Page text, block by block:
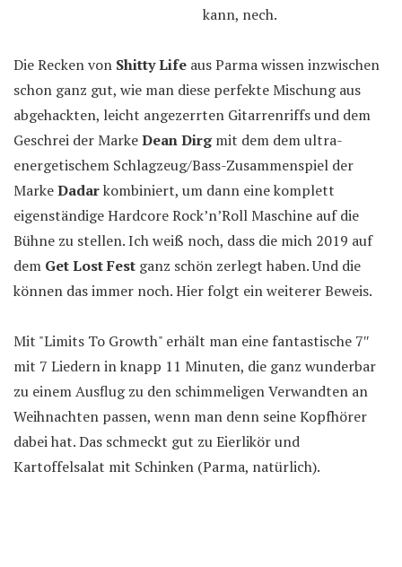
kann, nech.
Die Recken von Shitty Life aus Parma wissen inzwischen
schon ganz gut, wie man diese perfekte Mischung aus
abgehackten, leicht angezerrten Gitarrenriffs und dem
Geschrei der MarkeDean Dirgmit dem dem ultra-
energetischem Schlagzeug/Bass-Zusammenspiel der
MarkeDadarkombiniert, um dann eine komplett
eigenständige Hardcore Rock’n’Roll Maschine auf die
Bühne zu stellen. Ich weiß noch, dass die mich 2019 auf
dem Get Lost Fest ganz schön zerlegt haben. Und die
können das immer noch. Hier folgt ein weiterer Beweis.
Mit "Limits To Growth" erhält man eine fantastische 7″
mit 7 Liedern in knapp 11 Minuten, die ganz wunderbar
zu einem Ausflug zu den schimmeligen Verwandten an
Weihnachten passen, wenn man denn seine Kopfhörer
dabei hat. Das schmeckt gut zu Eierlikör und
Kartoffelsalat mit Schinken (Parma, natürlich).